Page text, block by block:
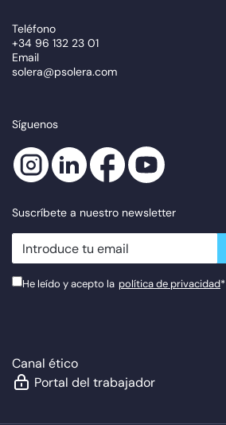
Teléfono
+34 96 132 23 01
Email
solera@psolera.com
Síguenos
Suscríbete a nuestro newsletter
newsletter.suscribe
He leído y acepto la política de privacidad*
Canal ético
Portal del trabajador